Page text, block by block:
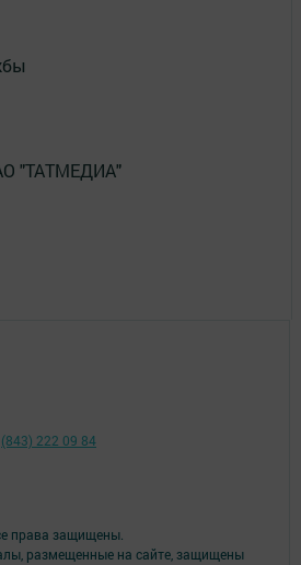
"ТАТМЕДИА"
права защищены.
размещенные на сайте, защищены
(843) 222 09 84